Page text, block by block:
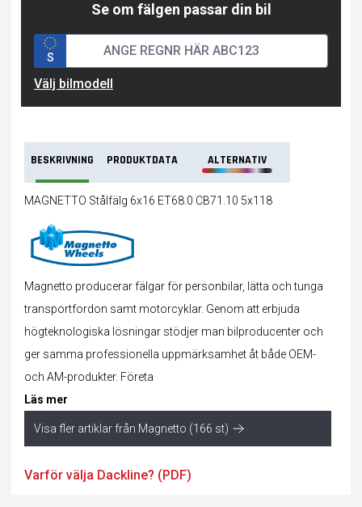
Se om fälgen passar din bil
S
Välj bilmodell
BESKRIVNING PRODUKTDATA ALTERNATIV
MAGNETTO Stålfälg 6x16 ET68.0 CB71.10 5x118
Magnetto producerar fälgar för personbilar, lätta och tunga
transportfordon samt motorcyklar. Genom att erbjuda
högteknologiska lösningar stödjer man bilproducenter och
ger samma professionella uppmärksamhet åt både OEM-
och AM-produkter. Företa
Läs mer
Visa fler artiklar från Magnetto (166 st)
Varför välja Dackline? (PDF)